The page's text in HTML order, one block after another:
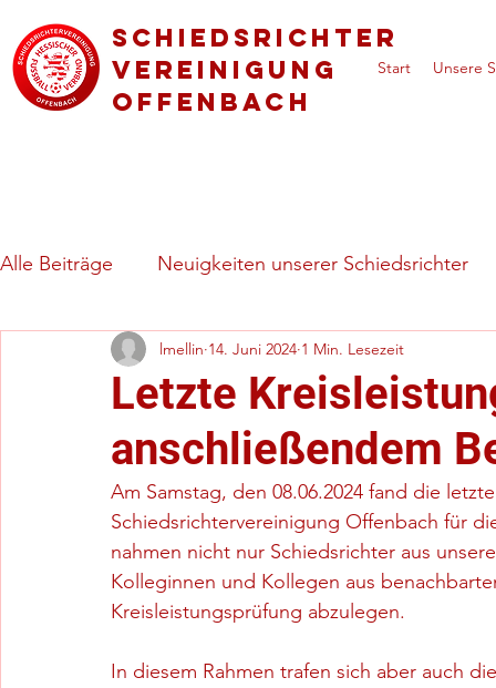
Schiedsrichter
vereinigung
Offenbach
Start Unsere
Alle Beiträge Neuigkeiten unserer Schiedsrichter
Regeln & besondere Spielsituationen
Letzte
anschließendem
lmellin 14. Juni 2024 1 Min. Lesezeit
Am Samstag, den 08.06.2024 fand die
Schiedsrichtervereinigung Offenbach für
nahmen nicht nur Schiedsrichter aus
Kolleginnen und Kollegen aus
Kreisleistungsprüfung abzulegen.
In diesem Rahmen trafen sich aber auch